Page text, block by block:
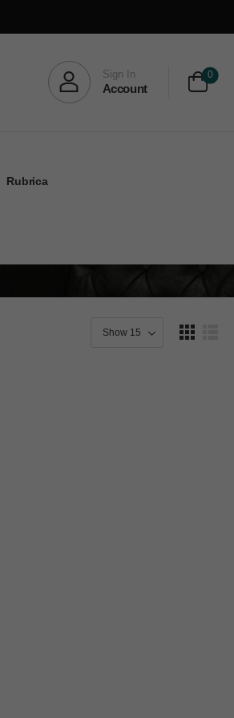
Sign In
Account
0
Rubrica